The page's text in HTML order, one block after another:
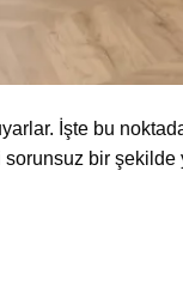
İşte bu
sorunsuz bir